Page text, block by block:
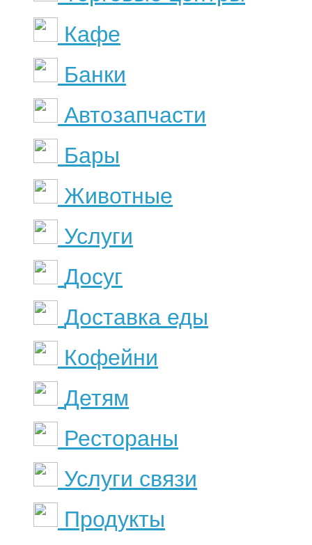
Кафе
Банки
Автозапчасти
Бары
Животные
Услуги
Досуг
Доставка еды
Кофейни
Детям
Рестораны
Услуги связи
Продукты